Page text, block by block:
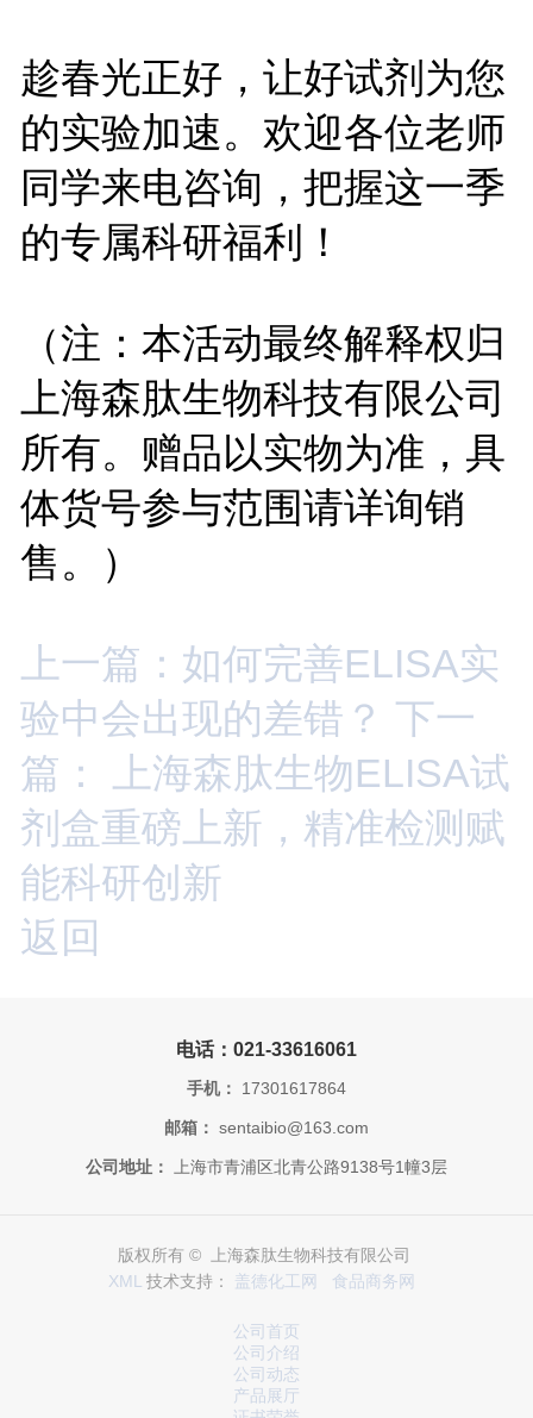
趁春光正好，让好试剂为您
的实验加速。欢迎各位老师
同学来电咨询，把握这一季
的专属科研福利！
（注：本活动最终解释权归
上海森肽生物科技有限公司
所有。赠品以实物为准，具
体货号参与范围请详询销
售。）
上一篇：如何完善ELISA实
验中会出现的差错？ 下一
篇： 上海森肽生物ELISA试
剂盒重磅上新，精准检测赋
能科研创新
返回
电话：021-33616061
手机： 17301617864
邮箱： sentaibio@163.com
公司地址： 上海市青浦区北青公路9138号1幢3层
版权所有 © 上海森肽生物科技有限公司
XML 技术支持： 盖德化工网 食品商务网
公司首页
公司介绍
公司动态
产品展厅